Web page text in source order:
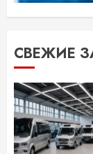
СВЕЖИЕ